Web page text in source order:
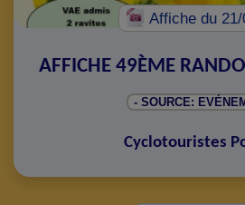
Affiche du
AFFICHE 49ÈME
- SOURCE:
Cyclotouristes